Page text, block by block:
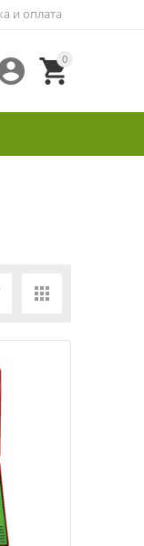
и оплата
0

